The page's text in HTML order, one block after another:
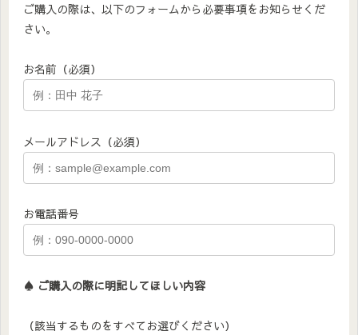
ご購入の際は、以下のフォームから必要事項をお知らせくだ
さい。
お名前（必須）
メールアドレス（必須）
お電話番号
♠︎ ご購入の際に明記してほしい内容
（該当するものをすべてお選びください）